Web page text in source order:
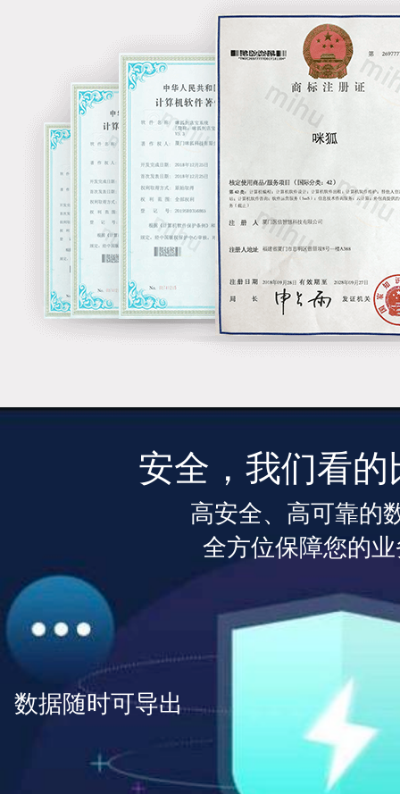
多项商标，软件著
强大的研发能力保证了持续给
安全，我们看
高安全、高可靠的
全方位保障您的